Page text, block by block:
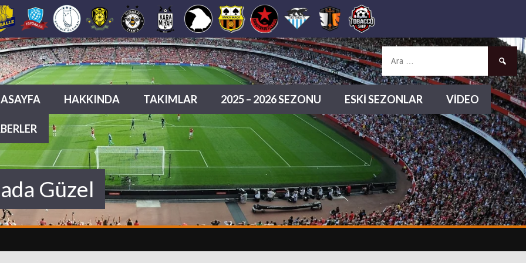
HAKKINDA TAKIMLAR 2025 – 2026 SEZONU ESKI SEZONLAR VIDEO
Güzel